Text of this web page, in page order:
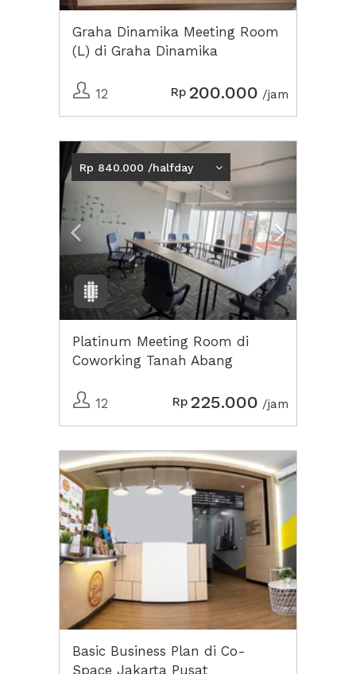
Graha Dinamika Meeting Room
(L) di Graha Dinamika
12 Rp 200.000 /jam
Previous Next2
Rp 840.000 /halfday
Platinum Meeting Room di
Coworking Tanah Abang
12 Rp 225.000 /jam
Basic Business Plan di Co-
Space Jakarta Pusat